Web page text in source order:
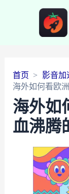
首页
影音加
海外如何看欧
海外如
血沸腾